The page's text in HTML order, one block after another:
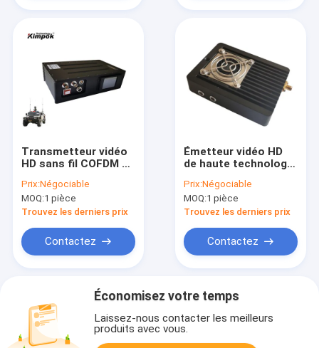
Transmetteur vidéo
HD sans fil COFDM du
transmission et
entrée de données
RS232/TTL
Prix:Négociable
MOQ:1 pièce
Trouvez les derniers prix
Contactez
Émetteur vidéo HD
de haute technologie
transmission sans fil
à longue distance à
2/3/4/6/7/8MHz
Prix:Négociable
MOQ:1 pièce
Trouvez les derniers prix
Contactez
Économisez votre temps
Laissez-nous contacter les meilleurs
produits avec vous.